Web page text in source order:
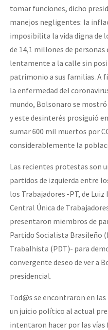
tomar funciones, dicho
manejos negligentes: la
imposibilita la vida digna de
de 14,1 millones de personas
lentamente a la calle sin
patrimonio a sus familias. A
la enfermedad del
mundo, Bolsonaro se
y este desinterés prosiguió
sumar 600 mil muertos por
considerablemente la
Las recientes protestas son
partidos de izquierda entre
los Trabajadores -PT, de Luiz
Central Única de
presentaron miembros de
Partido Socialista Brasileño
Trabalhista (PDT)- para
convergente deseo de ver a
presidencial.
Tod@s se encontraron en
un juicio político al actual
intentaron hacer por las